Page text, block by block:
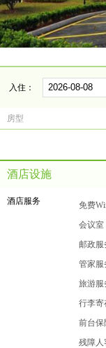
入住：
房型
酒店设施
酒店服务 免费
会议室
邮政服
管家服
旅游服
行李寄
前台保
残障人